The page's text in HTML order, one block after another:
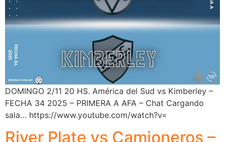
DOMINGO 2/11 20 HS. América del Sud vs Kimberley –
FECHA 34 2025 – PRIMERA A AFA – Chat Cargando
sala… https://www.youtube.com/watch?v=
River Plate vs Camioneros –